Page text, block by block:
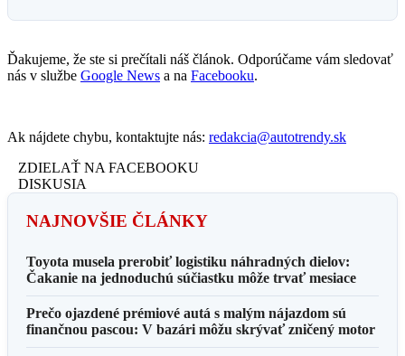
Ďakujeme, že ste si prečítali náš článok. Odporúčame vám sledovať
nás v službe Google News a na Facebooku.
Ak nájdete chybu, kontaktujte nás: redakcia@autotrendy.sk
ZDIELAŤ NA FACEBOOKU
DISKUSIA
NAJNOVŠIE ČLÁNKY
Toyota musela prerobiť logistiku náhradných dielov:
Čakanie na jednoduchú súčiastku môže trvať mesiace
Prečo ojazdené prémiové autá s malým nájazdom sú
finančnou pascou: V bazári môžu skrývať zničený motor